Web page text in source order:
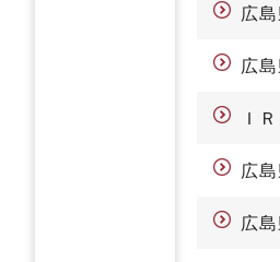
広
広
Ｉ
広
広